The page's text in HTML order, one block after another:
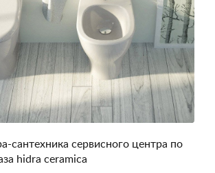
сантехника сервисного центра по
hidra ceramica